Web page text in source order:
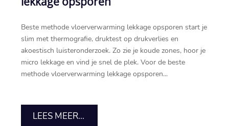
Beste methode vloerverwarming lekkage opsporen start je
slim met thermografie, druktest op drukverlies en
akoestisch luisteronderzoek.​ Zo zie je koude zones, hoor je
micro lekkage en vind je snel de plek.​ Voor de beste
methode vloerverwarming lekkage opsporen...
LEES MEER...